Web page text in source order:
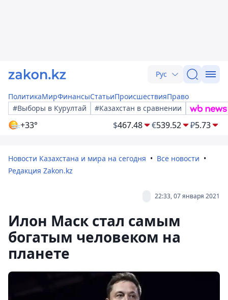
Рус
ПолитикаМирФинансыСтатьиПроисшествияПраво
#Выборы в Курултай
#Казахстан в сравнении
+33° $467.48 €539.52 ₽5.73
Новости Казахстана и мира на сегодня
Все новости
Редакция Zakon.kz
22:33, 07 января 2021
Илон Маск стал самым
богатым человеком на
планете